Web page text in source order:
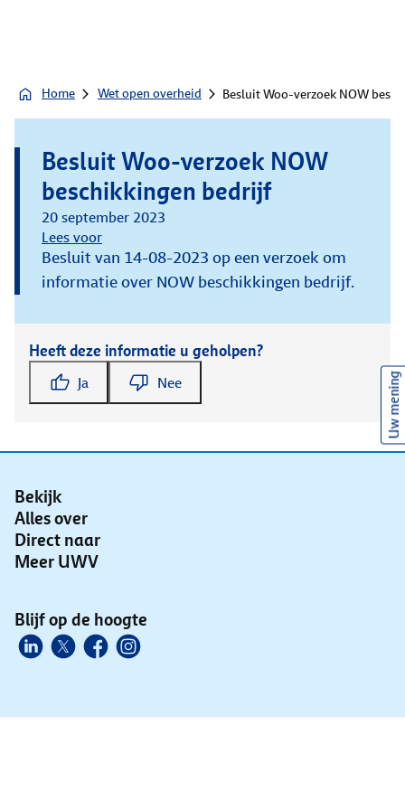
Home Wet open overheid Besluit Woo-verzoek NOW
Besluit Woo-verzoek NOW
beschikkingen bedrijf
20 september 2023
Lees voor
Besluit van 14-08-2023 op een verzoek om
informatie over NOW beschikkingen bedrijf.
Heeft deze informatie u geholpen?
Ja Nee
Bekijk
Alles over
Direct naar
Meer UWV
Blijf op de hoogte
Uw mening